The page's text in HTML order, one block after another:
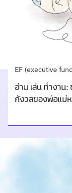
EF (executive
อ่าน เล่น ทำงาน:
กังวลของพ่อแม่